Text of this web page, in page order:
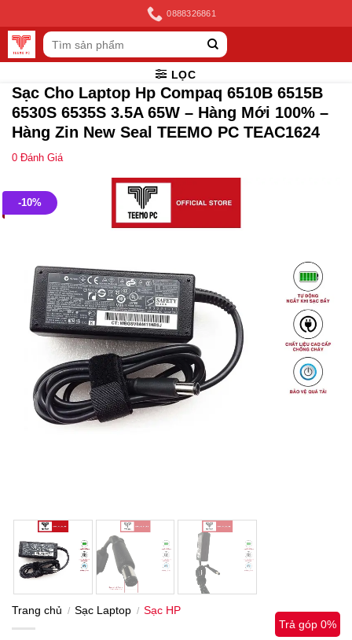
to
content
0888326861
Tìm
kiếm:
LỌC
Sạc Cho Laptop Hp Compaq 6510B 6515B
6530S 6535S 3.5A 65W – Hàng Mới 100% –
Hàng Zin New Seal TEEMO PC TEAC1624
0 Đánh Giá
-10%
Trang chủ / Sạc Laptop / Sạc HP
Trả góp 0%